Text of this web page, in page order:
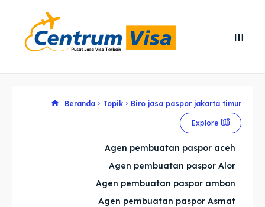
Cari
Cari
Explore our destinations
Explore our destinations
Beranda Topik Biro jasa paspor jakarta timur
Explore
Agen pembuatan paspor aceh
Agen pembuatan paspor Alor
Agen pembuatan paspor ambon
Agen pembuatan paspor Asmat